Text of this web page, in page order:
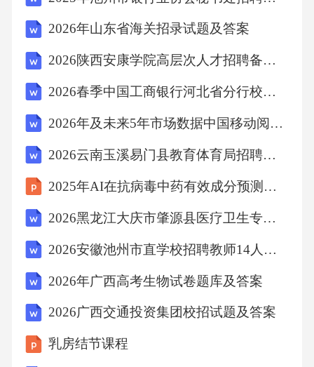
防通道；施工日志需完整记录每日噪音监测数
据（6:00-22:00每2小时测量一次），缺失记录视
为违规。二、严格兑现改造承诺。涉及绿化迁
移的（如树木砍伐），须提前10日在小区公告
位），社区负责核实施工方是否按方案执行，
杜绝"只砍不挪"。三、加强居民沟通协调。各街
道每周召开"居民-社区-施工方"三方协调会，施
工方需现场回应噪音、废料堆放等诉求（24小
时内答复）；涉及利益调整的（如加装电
梯），社区要联合业委会、律师开展"一事一
议"调解，确保居民知情、参与、监督。四、压
实安全监管责任。街道城建科需每日巡查，重
发现问题
2026年山东省海关招录试题及答案
2026陕西安康学院高层次人才招聘备考题库含答案详解【考试直接用】
2026春季中国工商银行河北省分行校园招聘50人备考题库及答案详解【全优】
2026年及未来5年市场数据中国移动阅读行业市场需求预测及投资规划建议报告
2026云南玉溪易门县教育体育局招聘后勤辅助人员10人备考题库附完整答案详解【夺冠系列】
2025年AI在抗病毒中药有效成分预测中的应用
2026黑龙江大庆市肇源县医疗卫生专项人才引进22人备考题库附完整答案详解（夺冠系列）
2026安徽池州市直学校招聘教师14人备考题库附完整答案详解（网校专用）
2026年广西高考生物试卷题库及答案
2026广西交通投资集团校招试题及答案
乳房结节课程